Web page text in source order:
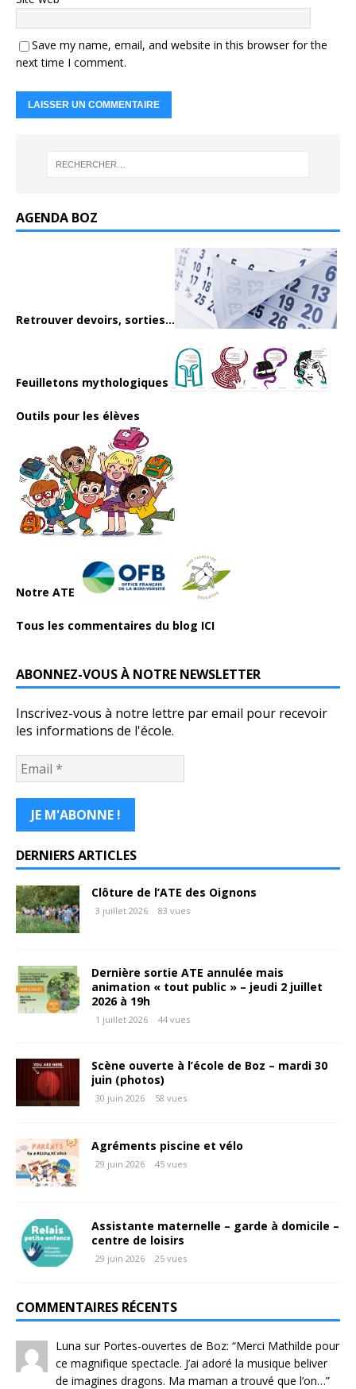
Save my name, email, and website in this browser for the
next time I comment.
AGENDA BOZ
Retrouver devoirs, sorties...
Feuilletons mythologiques
Outils pour les élèves
Notre ATE
Tous les commentaires du blog ICI
ABONNEZ-VOUS À NOTRE NEWSLETTER
Inscrivez-vous à notre lettre par email pour recevoir
les informations de l'école.
DERNIERS ARTICLES
Clôture de l’ATE des Oignons
3 juillet 2026 83 vues
Dernière sortie ATE annulée mais
animation « tout public » – jeudi 2 juillet
2026 à 19h
1 juillet 2026 44 vues
Scène ouverte à l’école de Boz – mardi 30
juin (photos)
30 juin 2026 58 vues
Agréments piscine et vélo
29 juin 2026 45 vues
Assistante maternelle – garde à domicile –
centre de loisirs
29 juin 2026 25 vues
COMMENTAIRES RÉCENTS
Luna sur Portes-ouvertes de Boz: “Merci Mathilde pour
ce magnifique spectacle. J’ai adoré la musique beliver
de imagines dragons. Ma maman a trouvé que l’on…”